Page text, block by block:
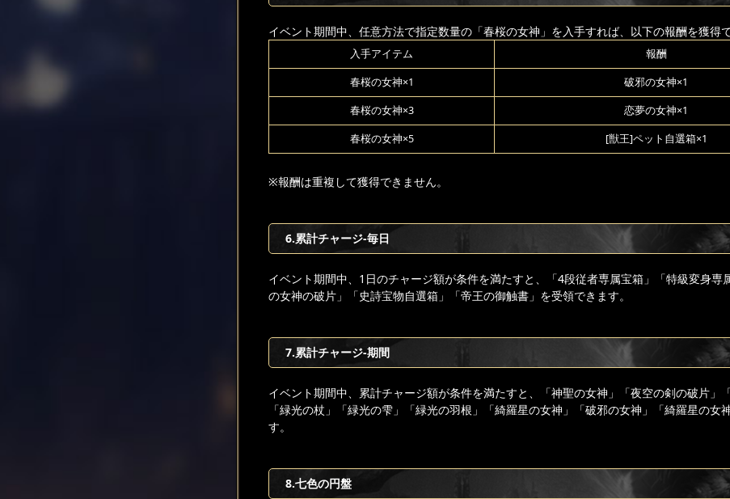
イベント期間中、任意方法で指定数量の「春桜の女神」を入手すれば、以下の報酬を獲得で
入手アイテム 報酬
春桜の女神×1 破邪の女神×1
春桜の女神×3 恋夢の女神×1
春桜の女神×5 [獣王]ペット自選箱×1
※報酬は重複して獲得できません。
6.累計チャージ-毎日
イベント期間中、1日のチャージ額が条件を満たすと、「4段従者専属宝箱」「特級変身専
の女神の破片」「史詩宝物自選箱」「帝王の御触書」を受領できます。
7.累計チャージ-期間
イベント期間中、累計チャージ額が条件を満たすと、「神聖の女神」「夜空の剣の破片」
「緑光の杖」「緑光の雫」「緑光の羽根」「綺羅星の女神」「破邪の女神」「綺羅星の女
す。
8.七色の円盤